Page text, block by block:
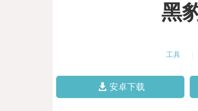
黑
工具
安卓下载